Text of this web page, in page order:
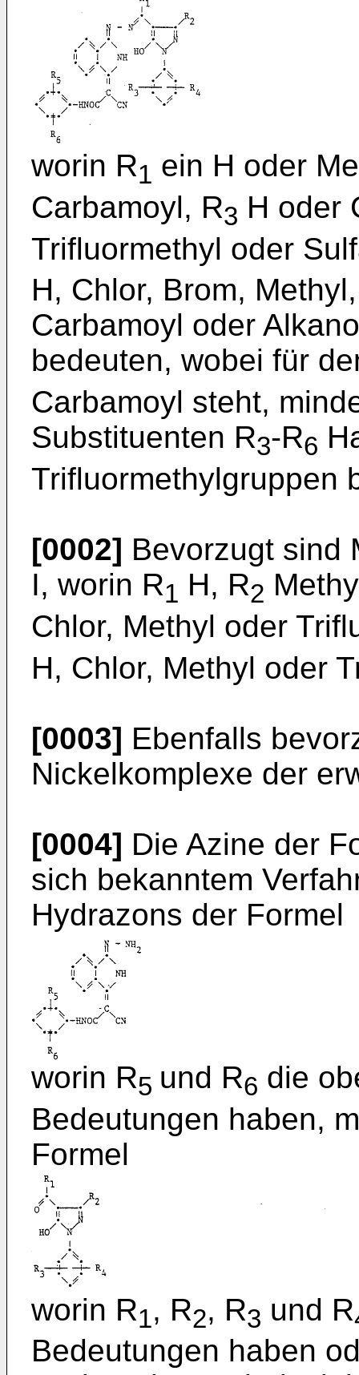
worin R1 ein H oder
Carbamoyl, R3 H oder
Trifluormethyl oder
H, Chlor, Brom,
Carbamoyl oder
bedeuten, wobei für
Carbamoyl steht,
Substituenten R3-R6
Trifluormethylgruppen
[0002] Bevorzugt sind
I, worin R1 H, R2
Chlor, Methyl oder
H, Chlor, Methyl oder
[0003] Ebenfalls
Nickelkomplexe der
[0004] Die Azine der
sich bekanntem
Hydrazons der Formel
worin R5 und R6 die
Bedeutungen haben,
Formel
worin R1, R2, R3 und R
Bedeutungen haben